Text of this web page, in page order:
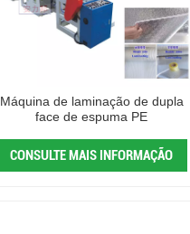
Máquina de laminação de dupla
face de espuma PE
CONSULTE MAIS INFORMAÇÃO